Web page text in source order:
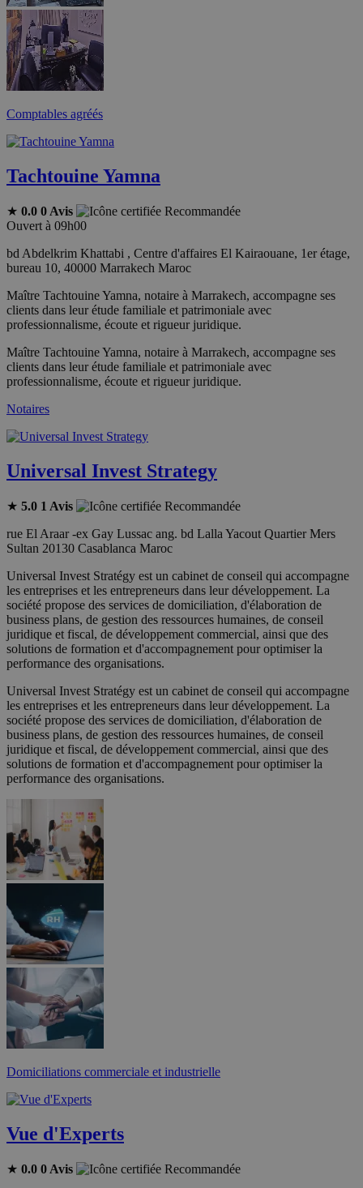
Comptables agréés
Tachtouine Yamna
★ 0.0 0 Avis
Recommandée
Ouvert à 09h00
bd Abdelkrim Khattabi , Centre d'affaires El Kairaouane, 1er étage,
bureau 10, 40000 Marrakech Maroc
Maître Tachtouine Yamna, notaire à Marrakech, accompagne ses
clients dans leur étude familiale et patrimoniale avec
professionnalisme, écoute et rigueur juridique.
Maître Tachtouine Yamna, notaire à Marrakech, accompagne ses
clients dans leur étude familiale et patrimoniale avec
professionnalisme, écoute et rigueur juridique.
Notaires
Universal Invest Strategy
★ 5.0 1 Avis
Recommandée
rue El Araar -ex Gay Lussac ang. bd Lalla Yacout Quartier Mers
Sultan 20130 Casablanca Maroc
Universal Invest Stratégy est un cabinet de conseil qui accompagne
les entreprises et les entrepreneurs dans leur développement. La
société propose des services de domiciliation, d'élaboration de
business plans, de gestion des ressources humaines, de conseil
juridique et fiscal, de développement commercial, ainsi que des
solutions de formation et d'accompagnement pour optimiser la
performance des organisations.
Universal Invest Stratégy est un cabinet de conseil qui accompagne
les entreprises et les entrepreneurs dans leur développement. La
société propose des services de domiciliation, d'élaboration de
business plans, de gestion des ressources humaines, de conseil
juridique et fiscal, de développement commercial, ainsi que des
solutions de formation et d'accompagnement pour optimiser la
performance des organisations.
Domiciliations commerciale et industrielle
Vue d'Experts
★ 0.0 0 Avis
Recommandée